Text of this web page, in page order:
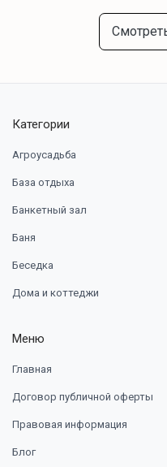
Категории
Агроусадьба
База отдыха
Банкетный зал
Баня
Беседка
Дома и коттеджи
Меню
Главная
Договор публичной оферты
Правовая информация
Блог